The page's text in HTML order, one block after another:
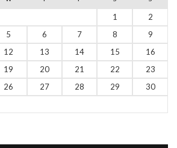
1
2
5 6 7 8
9
12 13 14 15
16
19 20 21 22
23
26 27 28 29
30